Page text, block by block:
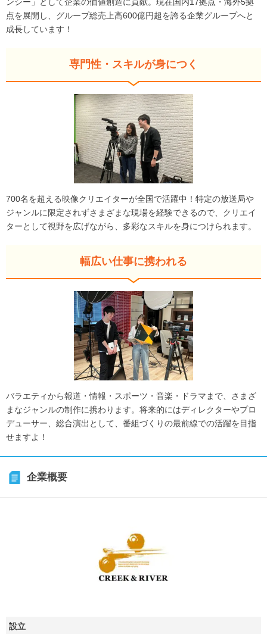
点を展開し、グループ総売上高600億円超を誇る企業グループへと
成長しています！
専門性・スキルが身につく
700名を超える映像クリエイターが全国で活躍中！特定の放送局や
ジャンルに限定されずさまざまな現場を経験できるので、クリエイ
ターとして視野を広げながら、多彩なスキルを身につけられます。
幅広い仕事に携われる
バラエティから報道・情報・スポーツ・音楽・ドラマまで、さまざ
まなジャンルの制作に携わります。将来的にはディレクターやプロ
デューサー、総合演出として、番組づくりの最前線での活躍を目指
せますよ！
企業概要
設立